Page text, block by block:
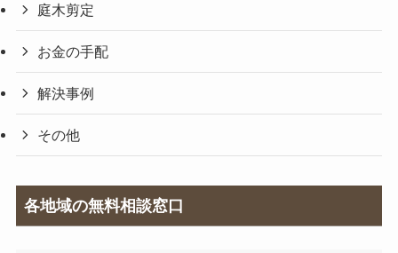
庭木剪定
お金の手配
解決事例
その他
各地域の無料相談窓口